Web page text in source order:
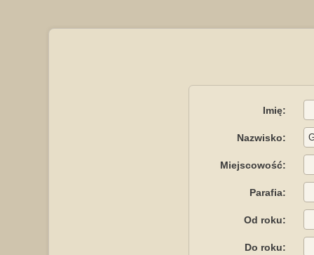
Imię:
Nazwisko:
Miejscowość:
Parafia:
Od roku:
Do roku: